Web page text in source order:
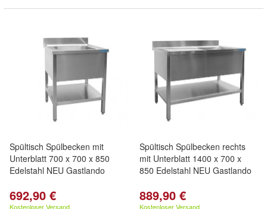
Spültisch Spülbecken mit
Unterblatt 700 x 700 x 850
Edelstahl NEU Gastlando
692,90 €
Kostenloser Versand
Spültisch Spülbecken rechts
mit Unterblatt 1400 x 700 x
850 Edelstahl NEU Gastlando
889,90 €
Kostenloser Versand